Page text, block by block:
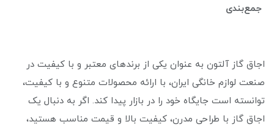
جمع‌بندی
اجاق گاز آلتون به عنوان یکی از برندهای معتبر و با کیفیت در
صنعت لوازم خانگی ایران، با ارائه محصولات متنوع و با کیفیت،
توانسته است جایگاه خود را در بازار پیدا کند. اگر به دنبال یک
اجاق گاز با طراحی مدرن، کیفیت بالا و قیمت مناسب هستید،